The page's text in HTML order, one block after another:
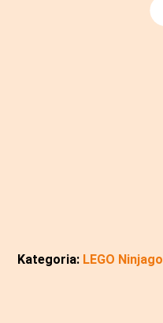
Kategoria: LEGO Ninjago